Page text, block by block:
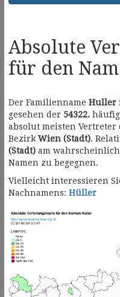
Absolute
für den
Der Familienname Huller
gesehen der 54322.
absolut meisten Vertreter
Bezirk Wien (Stadt).
(Stadt) am
Namen zu begegnen.
Vielleicht interessieren
Nachnamens: Hüller